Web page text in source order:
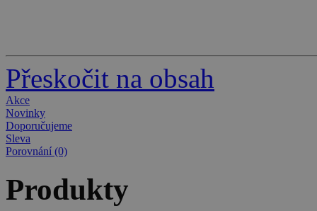
Přeskočit na obsah
Akce
Novinky
Doporučujeme
Sleva
Porovnání (0)
Produkty